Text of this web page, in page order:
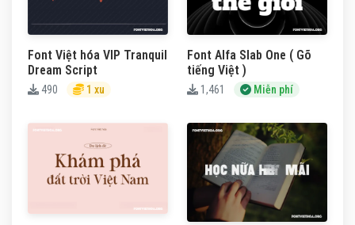
Font Việt hóa VIP Tranquil
Dream Script
490 1 xu
Font Alfa Slab One ( Gõ
tiếng Việt )
1,461 Miễn phí